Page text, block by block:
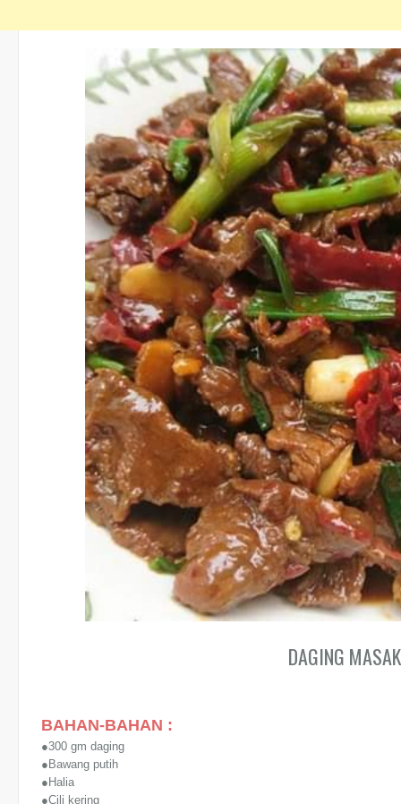
DAGING
BAHAN-BAHAN :
●300 gm daging
●Bawang putih
●Halia
●Cili kering